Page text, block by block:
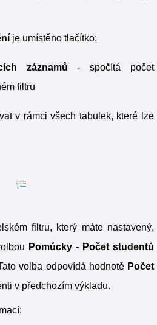
je umístěno tlačítko:
záznamů - spočítá počet
filtru
v rámci všech tabulek, které lze
filtru, který máte nastavený,
Pomůcky - Počet studentů
volba odpovídá hodnotě Počet
v předchozím výkladu.